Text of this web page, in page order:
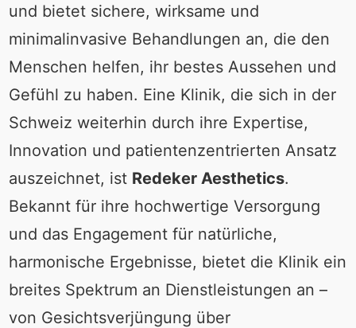
und bietet sichere, wirksame und
minimalinvasive Behandlungen an, die den
Menschen helfen, ihr bestes Aussehen und
Gefühl zu haben. Eine Klinik, die sich in der
Schweiz weiterhin durch ihre Expertise,
Innovation und patientenzentrierten Ansatz
auszeichnet, ist Redeker Aesthetics.
Bekannt für ihre hochwertige Versorgung
und das Engagement für natürliche,
harmonische Ergebnisse, bietet die Klinik ein
breites Spektrum an Dienstleistungen an –
von Gesichtsverjüngung über